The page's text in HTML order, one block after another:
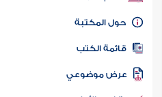
كتاب الأمة
المكتبة
الكتب